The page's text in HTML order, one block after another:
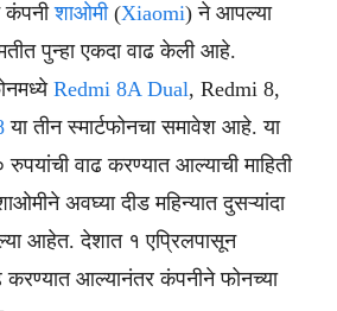
कंपनीशाओमी(Xiaomi) ने आपल्या
पुन्हा एकदा वाढ केली आहे.
Redmi 8A Dual, Redmi 8,
या तीन स्मार्टफोनचा समावेश आहे. या
वाढ करण्यात आल्याची माहिती
अवघ्या दीड महिन्यात दुसऱ्यांदा
आहेत. देशात १ एप्रिलपासून
करण्यात आल्यानंतर कंपनीने फोनच्या